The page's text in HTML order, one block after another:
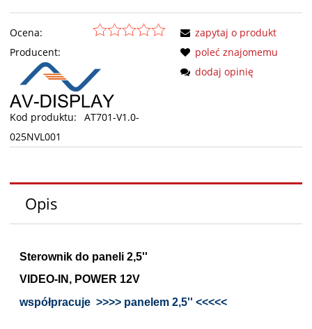
Ocena:
Producent:
Kod produktu:
AT701-V1.0-
025NVL001
zapytaj o produkt
poleć znajomemu
dodaj opinię
Opis
Sterownik do paneli 2,5''
VIDEO-IN, POWER 12V
współpracuje >>>> panelem 2,5'' <<<<<